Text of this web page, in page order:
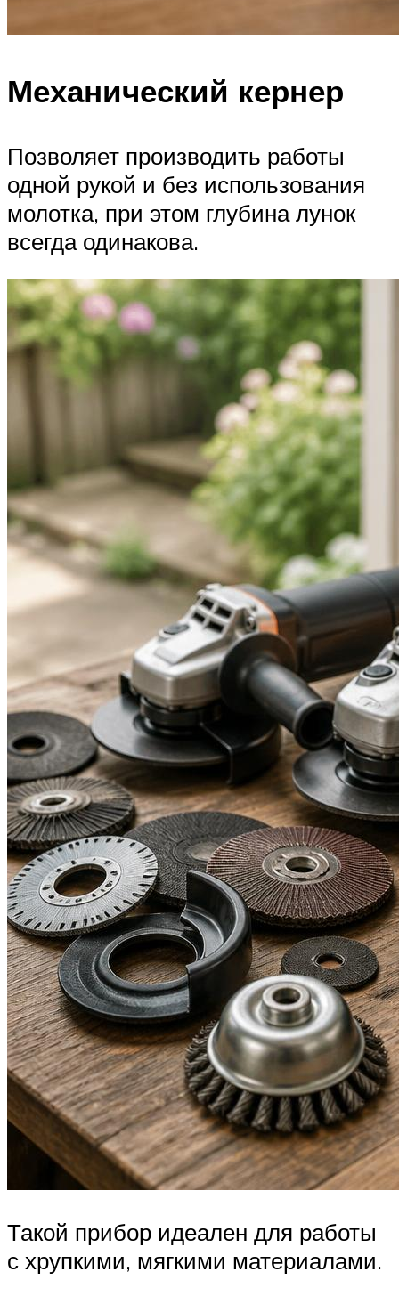
Механический кернер
Позволяет производить работы
одной рукой и без использования
молотка, при этом глубина лунок
всегда одинакова.
Такой прибор идеален для работы
с хрупкими, мягкими материалами.